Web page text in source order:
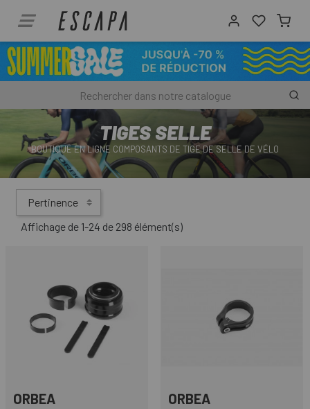
TIGES SELLE
BOUTIQUE EN LIGNE COMPOSANTS DE TIGE DE SELLE DE VÉLO
Pertinence
Affichage de 1-24 de 298 élément(s)
ORBEA ORBEA